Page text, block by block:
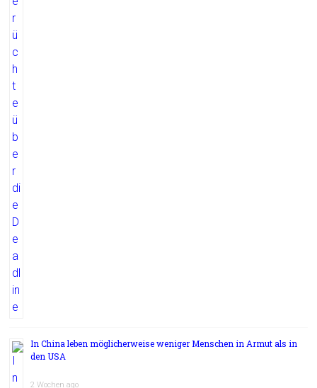
In China leben möglicherweise weniger Menschen in Armut als in
den USA
2 Wochen ago